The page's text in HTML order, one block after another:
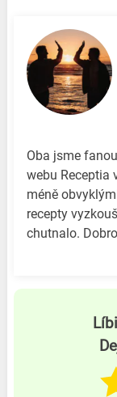
Oba jsme
webu Receptia
méně
recepty
chutnalo.